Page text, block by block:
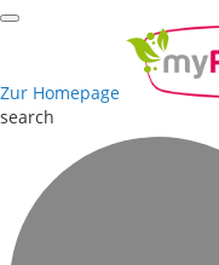
Zur Homepage
search